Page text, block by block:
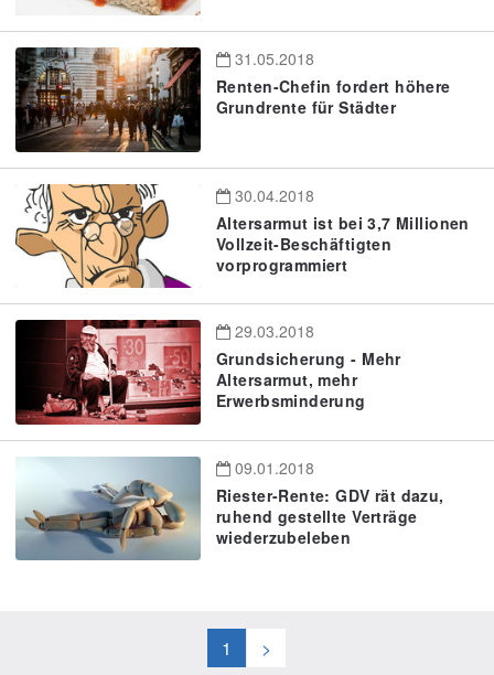
31.05.2018
Renten-Chefin fordert höhere
Grundrente für Städter
30.04.2018
Altersarmut ist bei 3,7 Millionen
Vollzeit-Beschäftigten
vorprogrammiert
29.03.2018
Grundsicherung - Mehr
Altersarmut, mehr
Erwerbsminderung
09.01.2018
Riester-Rente: GDV rät dazu,
ruhend gestellte Verträge
wiederzubeleben
1 >